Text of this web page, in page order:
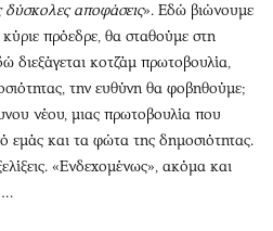
δύσκολες αποφάσεις». Εδώ βιώνουμε
πρόεδρε, θα σταθούμε στη
κοτζάμ πρωτοβουλία,
την ευθύνη θα φοβηθούμε;
νέου, μιας πρωτοβουλία που
εμάς και τα φώτα της δημοσιότητας.
«Ενδεχομένως», ακόμα και